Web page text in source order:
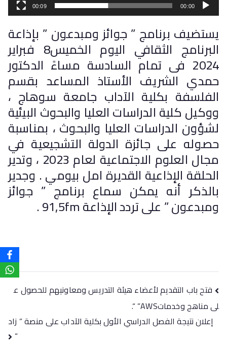
00:00
00:09
يستضيف برنامج ” جوائز ومبدعون ” بإذاعة
البرنامج الثقافي اليوم الخميس8 فبراير
2024 فى تمام السادسة مساءً الدكتور
حمدي الشريف الأستاذ المساعد بقسم
الفلسفة بكلية الآداب جامعة سوهاج ،
ووكيل كلية الدراسات العليا والبحوث البيئية
لشؤون الدراسات العليا والبحوث ، بمناسبة
حصوله على جائزة الدولة التشجيعية في
مجال العلوم الاجتماعية لعام 2023 ، وتدير
الحلقة الإذاعية القديرة امل بيومي . وجدير
بالذكر أنه يمكن سماع برنامج ” جوائز
ومبدعون ” على تردد الإذاعة 91,5fm .
فتح باب التقديم لأعضاء هيئة التدريس ومعاونيهم للحصول ع
لى مناهج وخدماتAWS” “.
إعلان نتيجة الفصل الدراسي الأول بكلية الآداب على منصة ” زاد
“